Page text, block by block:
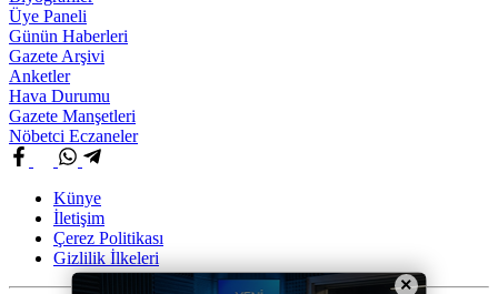
Üye Paneli
Günün Haberleri
Gazete Arşivi
Anketler
Hava Durumu
Gazete Manşetleri
Nöbetci Eczaneler
Künye
İletişim
Çerez Politikası
Gizlilik İlkeleri
×